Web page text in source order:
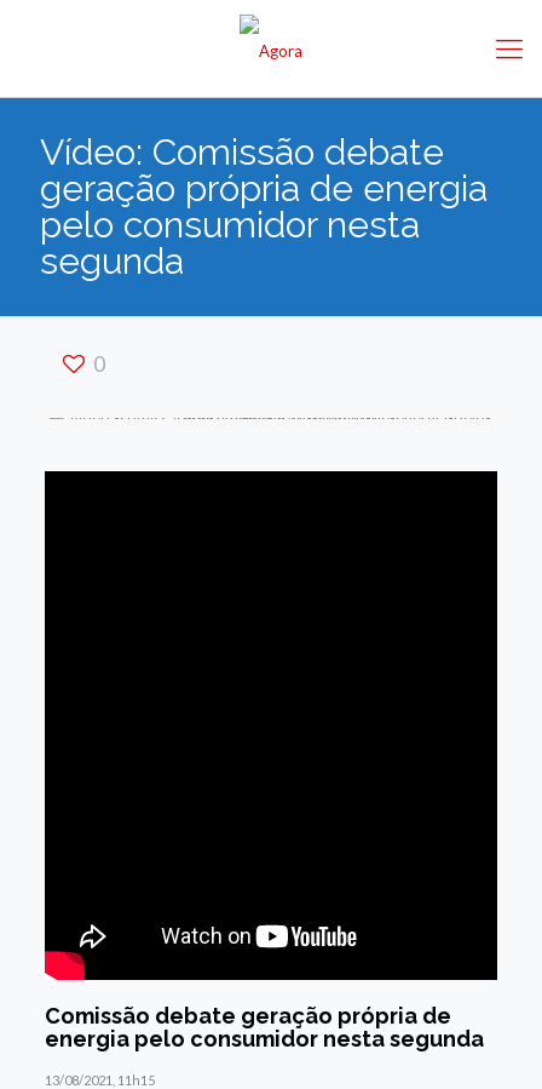
Vídeo: Comissão debate
geração própria de energia
pelo consumidor nesta
segunda
0
Comissão debate geração própria de
energia pelo consumidor nesta segunda
13/08/2021, 11h15